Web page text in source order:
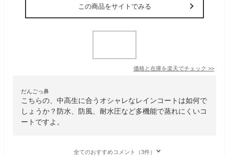
この商品をサイトでみる
価格と在庫を楽天でチェック >>
だんごっ鼻
こちらの、中高生に合うオシャレなレインコートは如何で
しょうか？防水、防風、耐水圧など多機能で蒸れにくいコ
ートですよ。
全てのおすすめコメント（3件）